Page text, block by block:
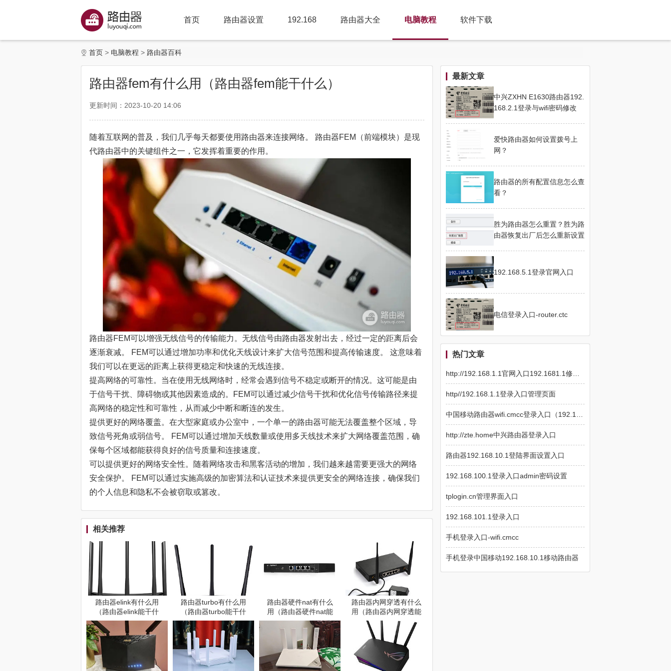
首页 路由器设置 192.168 路由器大全 电脑教程 软件下载
首页 电脑教程 路由器百科
路由器fem有什么用（路由器fem能干什么）
更新时间：2023-10-20 14:06
随着互联网的普及，我们几乎每天都要使用路由器来连接网络。 路由器FEM（前端模块）是现
代路由器中的关键组件之一，它发挥着重要的作用。
路由器FEM可以增强无线信号的传输能力。无线信号由路由器发射出去，经过一定的距离后会
逐渐衰减。 FEM可以通过增加功率和优化天线设计来扩大信号范围和提高传输速度。 这意味着
我们可以在更远的距离上获得更稳定和快速的无线连接。
提高网络的可靠性。当在使用无线网络时，经常会遇到信号不稳定或断开的情况。这可能是由
于信号干扰、障碍物或其他因素造成的。FEM可以通过减少信号干扰和优化信号传输路径来提
高网络的稳定性和可靠性，从而减少中断和断连的发生。
提供更好的网络覆盖。在大型家庭或办公室中，一个单一的路由器可能无法覆盖整个区域，导
致信号死角或弱信号。 FEM可以通过增加天线数量或使用多天线技术来扩大网络覆盖范围，确
保每个区域都能获得良好的信号质量和连接速度。
可以提供更好的网络安全性。随着网络攻击和黑客活动的增加，我们越来越需要更强大的网络
安全保护。 FEM可以通过实施高级的加密算法和认证技术来提供更安全的网络连接，确保我们
的个人信息和隐私不会被窃取或篡改。
相关推荐
路由器elink有什么用
（路由器elink能干什
么）
路由器turbo有什么用
（路由器turbo能干什
么）
路由器硬件nat有什么
用（路由器硬件nat能
干什么）
路由器内网穿透有什么
用（路由器内网穿透能
干什么）
最新文章
中兴ZXHN E1630路由器192.
168.2.1登录与wifi密码修改
爱快路由器如何设置拨号上
网？
路由器的所有配置信息怎么查
看？
胜为路由器怎么重置？胜为路
由器恢复出厂后怎么重新设置
192.168.5.1登录官网入口
电信登录入口-router.ctc
热门文章
http//192.168.1.1登录入口管理页面
http://zte.home中兴路由器登录入口
路由器192.168.10.1登陆界面设置入口
192.168.100.1登录入口admin密码设置
tplogin.cn管理界面入口
192.168.101.1登录入口
手机登录入口-wifi.cmcc
手机登录中国移动192.168.10.1移动路由器